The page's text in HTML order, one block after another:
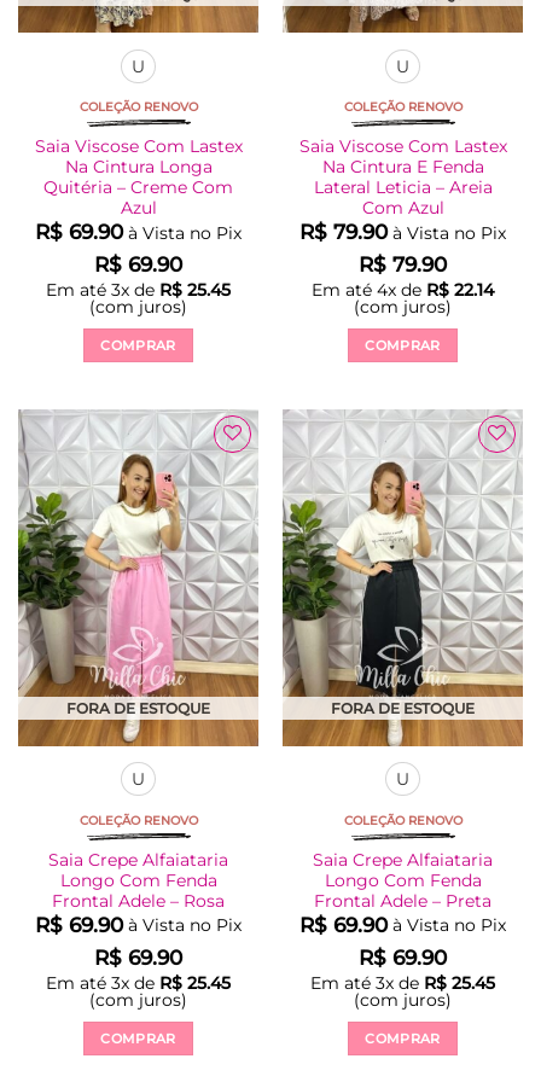
U
COLEÇÃO RENOVO
Saia Viscose Com Lastex
Na Cintura Longa
Quitéria – Creme Com
Azul
R$ 69.90 à Vista no Pix
R$ 69.90
Em até 3x de R$ 25.45
(com juros)
COMPRAR
tem
várias
variantes.
As
opções
podem
ser
escolhidas
na
página
do
produto
U
COLEÇÃO RENOVO
Saia Viscose Com Lastex
Na Cintura E Fenda
Lateral Leticia – Areia
Com Azul
R$ 79.90 à Vista no Pix
R$ 79.90
Em até 4x de R$ 22.14
(com juros)
COMPRAR
tem
várias
variantes.
As
opções
podem
ser
escolhidas
na
página
do
produto
FORA DE ESTOQUE
U
COLEÇÃO RENOVO
Saia Crepe Alfaiataria
Longo Com Fenda
Frontal Adele – Rosa
R$ 69.90 à Vista no Pix
R$ 69.90
Em até 3x de R$ 25.45
(com juros)
COMPRAR
FORA DE ESTOQUE
U
COLEÇÃO RENOVO
Saia Crepe Alfaiataria
Longo Com Fenda
Frontal Adele – Preta
R$ 69.90 à Vista no Pix
R$ 69.90
Em até 3x de R$ 25.45
(com juros)
COMPRAR